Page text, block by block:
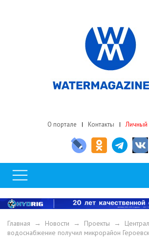
О портале Контакты Личный
Главная → Новости → Проекты →
водоснабжение получил микрорайон